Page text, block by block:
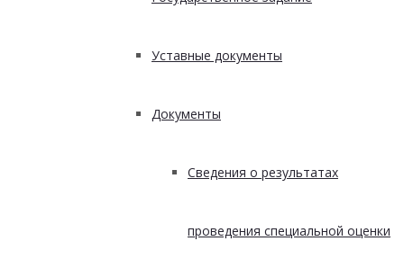
Уставные документы
Документы
Сведения о результатах
проведения специальной оценки